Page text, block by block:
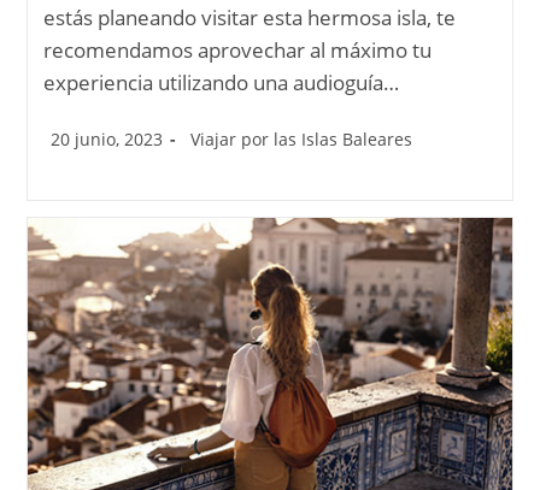
estás planeando visitar esta hermosa isla, te
recomendamos aprovechar al máximo tu
experiencia utilizando una audioguía…
20 junio, 2023 Viajar por las Islas Baleares